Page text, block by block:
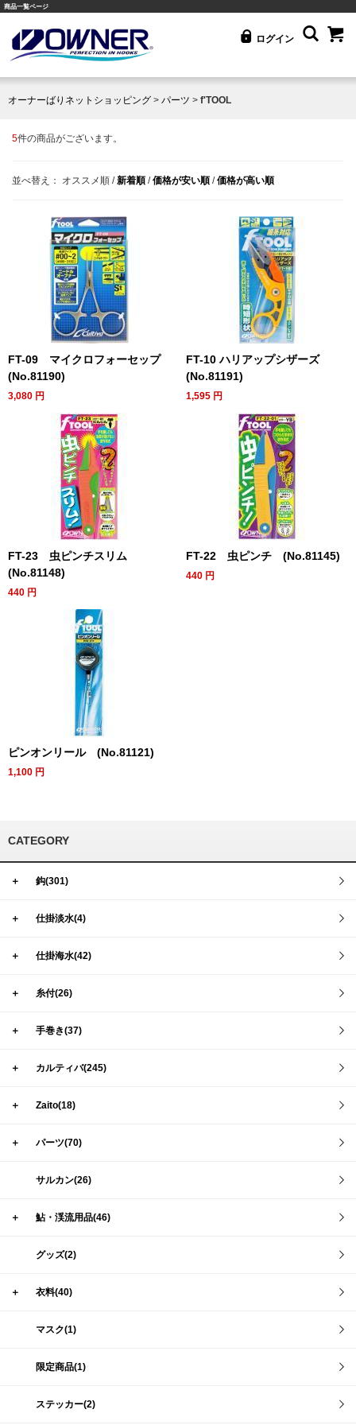
商品一覧ページ
ログイン
オーナーばりネットショッピング > パーツ > f'TOOL
5件の商品がございます。
並べ替え： オススメ順 /新着順 /価格が安い順 /価格が高い順
FT-09 マイクロフォーセップ
(No.81190)
3,080 円
FT-10 ハリアップシザーズ
(No.81191)
1,595 円
FT-23 虫ピンチスリム
(No.81148)
440 円
FT-22 虫ピンチ (No.81145)
440 円
ピンオンリール (No.81121)
1,100 円
CATEGORY
＋ 鈎(301)
＋ 仕掛淡水(4)
＋ 仕掛海水(42)
＋ 糸付(26)
＋ 手巻き(37)
＋ カルティバ(245)
＋ Zaito(18)
＋ パーツ(70)
サルカン(26)
＋ 鮎・渓流用品(46)
グッズ(2)
＋ 衣料(40)
マスク(1)
限定商品(1)
ステッカー(2)